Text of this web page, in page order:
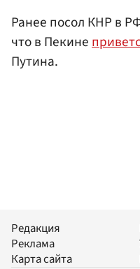
Ранее посол КНР в
что в Пекине
Путина.
Редакция
Реклама
Карта сайта